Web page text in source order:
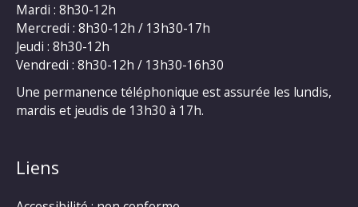
Mardi : 8h30-12h
Mercredi : 8h30-12h / 13h30-17h
Jeudi : 8h30-12h
Vendredi : 8h30-12h / 13h30-16h30
Une permanence téléphonique est assurée les lundis,
mardis et jeudis de 13h30 à 17h.
Liens